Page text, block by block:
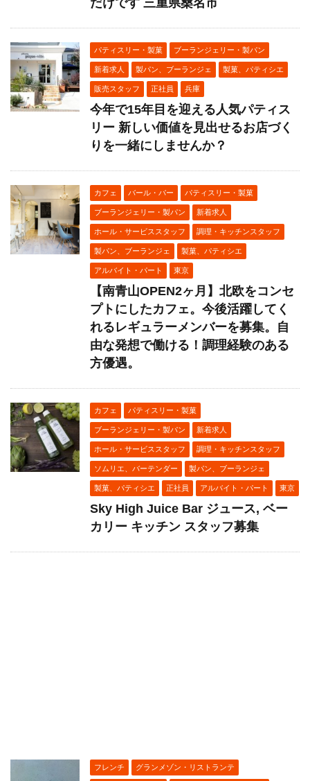
パティスリー・製菓 ブーランジェリー・製パン
新着求人 製パン、ブーランジェ 製菓、パティシエ
販売スタッフ 正社員 兵庫
今年で15年目を迎える人気パティス
リー 新しい価値を見出せるお店づく
りを一緒にしませんか？
カフェ バール・バー パティスリー・製菓
ブーランジェリー・製パン 新着求人
ホール・サービススタッフ 調理・キッチンスタッフ
製パン、ブーランジェ 製菓、パティシエ
アルバイト・パート 東京
【南青山OPEN2ヶ月】北欧をコンセ
プトにしたカフェ。今後活躍してく
れるレギュラーメンバーを募集。自
由な発想で働ける！調理経験のある
方優遇。
カフェ パティスリー・製菓
ブーランジェリー・製パン 新着求人
ホール・サービススタッフ 調理・キッチンスタッフ
ソムリエ、バーテンダー 製パン、ブーランジェ
製菓、パティシエ 正社員 アルバイト・パート 東京
Sky High Juice Bar ジュース, ベー
カリー キッチン スタッフ募集
フレンチ グランメゾン・リストランテ